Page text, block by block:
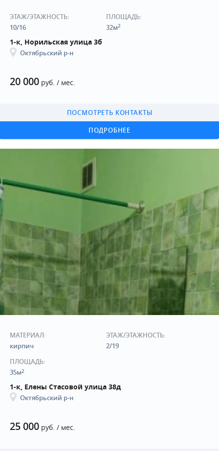
20 000 руб. / мес.
1-к, Норильская улица 3б
Октябрьский р-н
ПОДРОБНЕЕ
ПОСМОТРЕТЬ КОНТАКТЫ
ЭТАЖ/ЭТАЖНОСТЬ:
10/16
ПЛОЩАДЬ:
32м2
25 000 руб. / мес.
1-к, Елены Стасовой улица 38д
Октябрьский р-н
МАТЕРИАЛ:
кирпич
ЭТАЖ/ЭТАЖНОСТЬ:
2/19
ПЛОЩАДЬ:
35м2